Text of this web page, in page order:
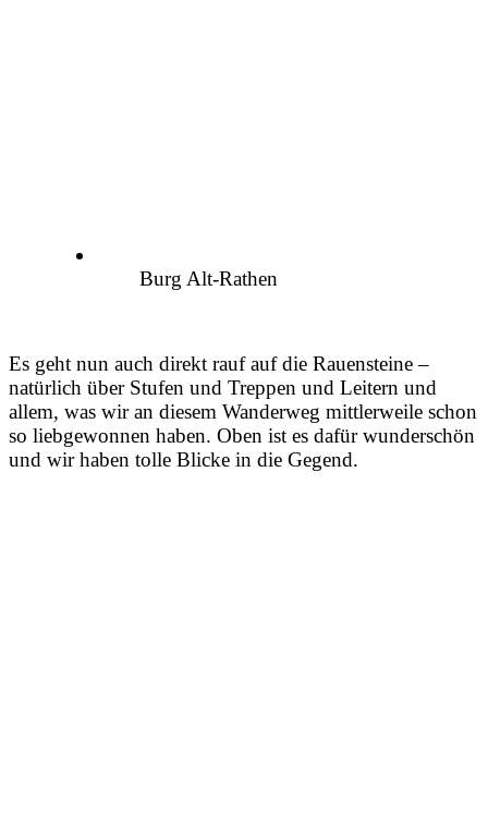
Burg Alt-Rathen
Es geht nun auch direkt rauf auf die Rauensteine –
natürlich über Stufen und Treppen und Leitern und
allem, was wir an diesem Wanderweg mittlerweile schon
so liebgewonnen haben. Oben ist es dafür wunderschön
und wir haben tolle Blicke in die Gegend.